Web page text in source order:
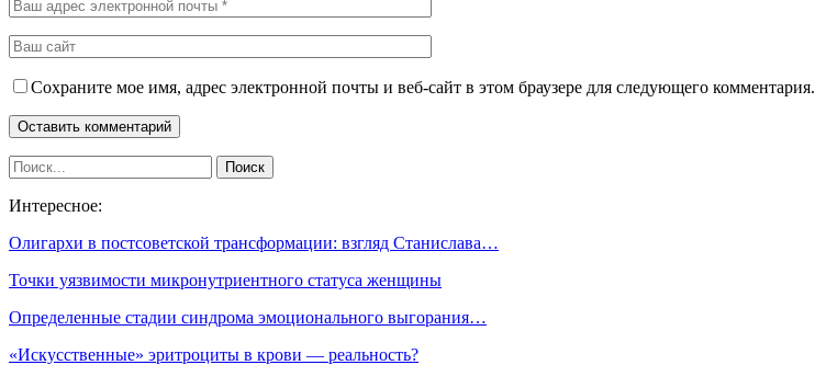
Сохраните мое имя, адрес электронной почты и веб-сайт в этом браузере для следующего комментария.
Интересное:
Олигархи в постсоветской трансформации: взгляд Станислава…
Точки уязвимости микронутриентного статуса женщины
Определенные стадии синдрома эмоционального выгорания…
«Искусственные» эритроциты в крови — реальность?